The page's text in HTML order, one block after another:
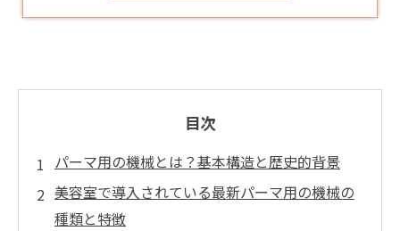
目次
パーマ用の機械とは？基本構造と歴史的背景
美容室で導入されている最新パーマ用の機械の
種類と特徴